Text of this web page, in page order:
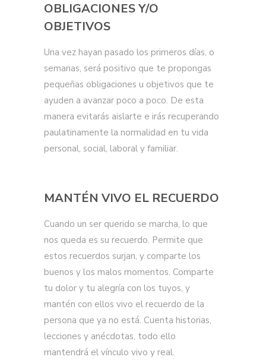
OBLIGACIONES Y/O
OBJETIVOS
Una vez hayan pasado los primeros días, o
semanas, será positivo que te propongas
pequeñas obligaciones u objetivos que te
ayuden a avanzar poco a poco. De esta
manera evitarás aislarte e irás recuperando
paulatinamente la normalidad en tu vida
personal, social, laboral y familiar.
MANTÉN VIVO EL RECUERDO
Cuando un ser querido se marcha, lo que
nos queda es su recuerdo. Permite que
estos recuerdos surjan, y comparte los
buenos y los malos momentos. Comparte
tu dolor y tu alegría con los tuyos, y
mantén con ellos vivo el recuerdo de la
persona que ya no está. Cuenta historias,
lecciones y anécdotas, todo ello
mantendrá el vínculo vivo y real.